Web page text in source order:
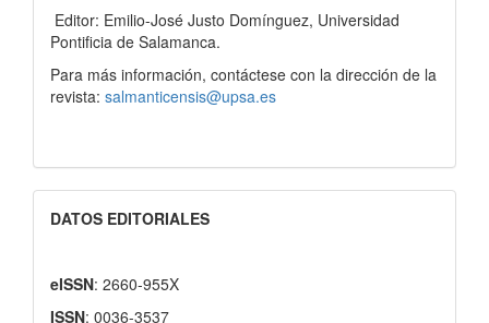
Editor: Emilio-José Justo Domínguez, Universidad
Pontificia de Salamanca.
Para más información, contáctese con la dirección de la
revista: salmanticensis@upsa.es
DATOS EDITORIALES
eISSN: 2660-955X
ISSN: 0036-3537